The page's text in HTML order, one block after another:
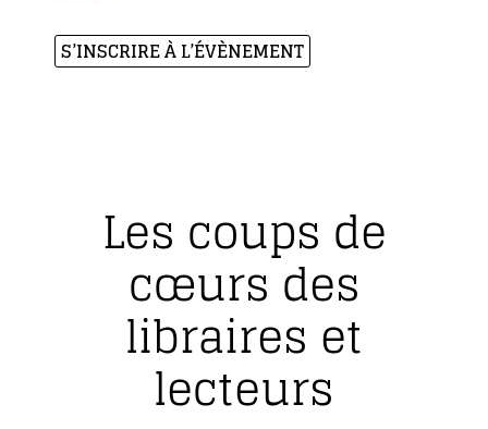
S’INSCRIRE À L’ÉVÈNEMENT
Les coups de
cœurs des
libraires et
lecteurs